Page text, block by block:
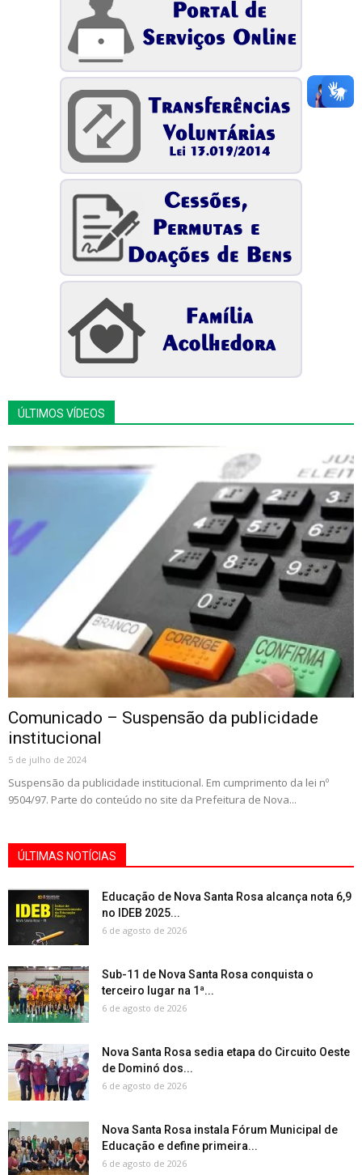
ÚLTIMOS VÍDEOS
Comunicado – Suspensão da publicidade
institucional
5 de julho de 2024
Suspensão da publicidade institucional. Em cumprimento da lei nº
9504/97. Parte do conteúdo no site da Prefeitura de Nova...
ÚLTIMAS NOTÍCIAS
Educação de Nova Santa Rosa alcança nota 6,9
no IDEB 2025...
6 de agosto de 2026
Sub-11 de Nova Santa Rosa conquista o
terceiro lugar na 1ª...
6 de agosto de 2026
Nova Santa Rosa sedia etapa do Circuito Oeste
de Dominó dos...
6 de agosto de 2026
Nova Santa Rosa instala Fórum Municipal de
Educação e define primeira...
6 de agosto de 2026